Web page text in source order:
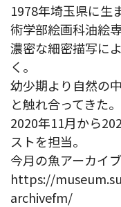
1978年埼玉県に生
術学部絵画科油絵
濃密な細密描写に
く。
幼少期より自然の
と触れ合ってきた。
2020年11月から
ストを担当。
今月の魚アーカイブ
https://
archivefm/